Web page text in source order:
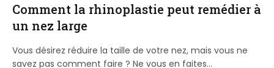
Comment la rhinoplastie peut remédier à
un nez large
Vous désirez réduire la taille de votre nez, mais vous ne
savez pas comment faire ? Ne vous en faites…